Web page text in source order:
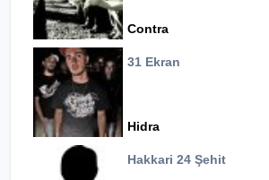
Contra
31 Ekran
Hidra
Hakkari 24 Şehit